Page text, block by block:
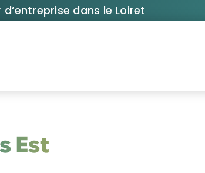
dans le Loiret
Est